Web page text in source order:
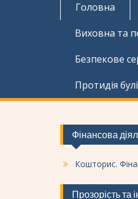
Головна
Виховна та
Безпекове
Протидія
Фінансова
Кошторис.
Прозорість та